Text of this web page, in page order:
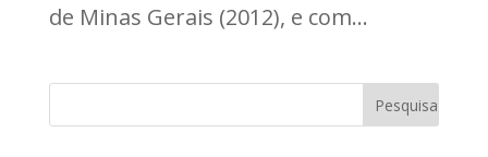
de Minas Gerais (2012), e com...